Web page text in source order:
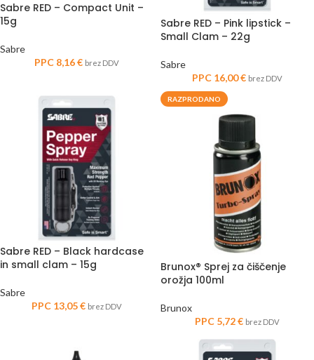
Sabre RED – Compact Unit –
15g
Sabre
PPC 8,16€ brez DDV
Sabre RED – Pink lipstick –
Small Clam – 22g
Sabre
PPC 16,00€ brez DDV
Sabre RED – Black hardcase
in small clam – 15g
Sabre
PPC 13,05€ brez DDV
RAZPRODANO
Brunox® Sprej za čiščenje
orožja 100ml
Brunox
PPC 5,72€ brez DDV